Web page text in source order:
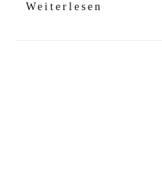
Weiterlesen